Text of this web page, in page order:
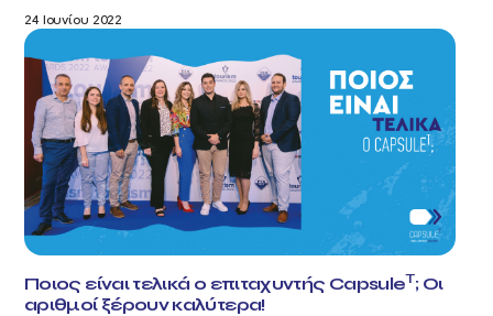
24 Ιουνίου 2022
Ποιος είναι τελικά ο επιταχυντής CapsuleT; Οι
αριθμοί ξέρουν καλύτερα!